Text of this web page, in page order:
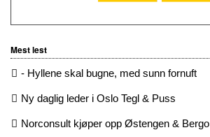
Mest lest
- Hyllene skal bugne, med sunn fornuft
Ny daglig leder i Oslo Tegl & Puss
Norconsult kjøper opp Østengen & Bergo